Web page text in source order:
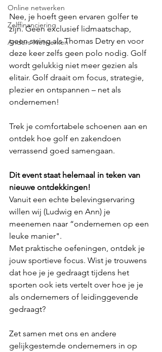
Online netwerken
Zelffinanciering
Anders Netwerken
Nee, je hoeft geen ervaren golfer te
zijn. Geen exclusief lidmaatschap,
geen swing als Thomas Detry en voor
deze keer zelfs geen polo nodig. Golf
wordt gelukkig niet meer gezien als
elitair. Golf draait om focus, strategie,
plezier en ontspannen – net als
ondernemen!
Trek je comfortabele schoenen aan en
ontdek hoe golf en zakendoen
verrassend goed samengaan.
Dit event staat helemaal in teken van
nieuwe ontdekkingen!
Vanuit een echte belevingservaring
willen wij (Ludwig en Ann) je
meenemen naar “ondernemen op een
leuke manier".
Met praktische oefeningen, ontdek je
jouw sportieve focus. Wist je trouwens
dat hoe je je gedraagt tijdens het
sporten ook iets vertelt over hoe je je
als ondernemers of leidinggevende
gedraagt?
Zet samen met ons en andere
gelijkgestemde ondernemers in op